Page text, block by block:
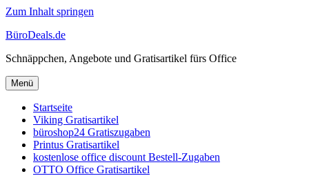
Zum Inhalt springen
BüroDeals.de
Schnäppchen, Angebote und Gratisartikel fürs Office
Menü
Startseite
Viking Gratisartikel
büroshop24 Gratiszugaben
Printus Gratisartikel
kostenlose office discount Bestell-Zugaben
OTTO Office Gratisartikel